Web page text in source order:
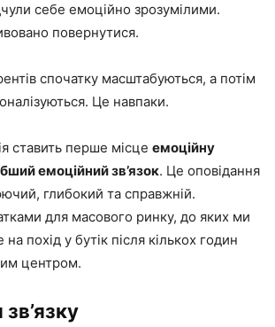
себе емоційно зрозумілими.
повернутися.
спочатку масштабуються, а потім
Це навпаки.
ставить перше місце емоційну
емоційний зв’язок. Це оповідання
глибокий та справжній.
для масового ринку, до яких ми
похід у бутік після кількох годин
центром.